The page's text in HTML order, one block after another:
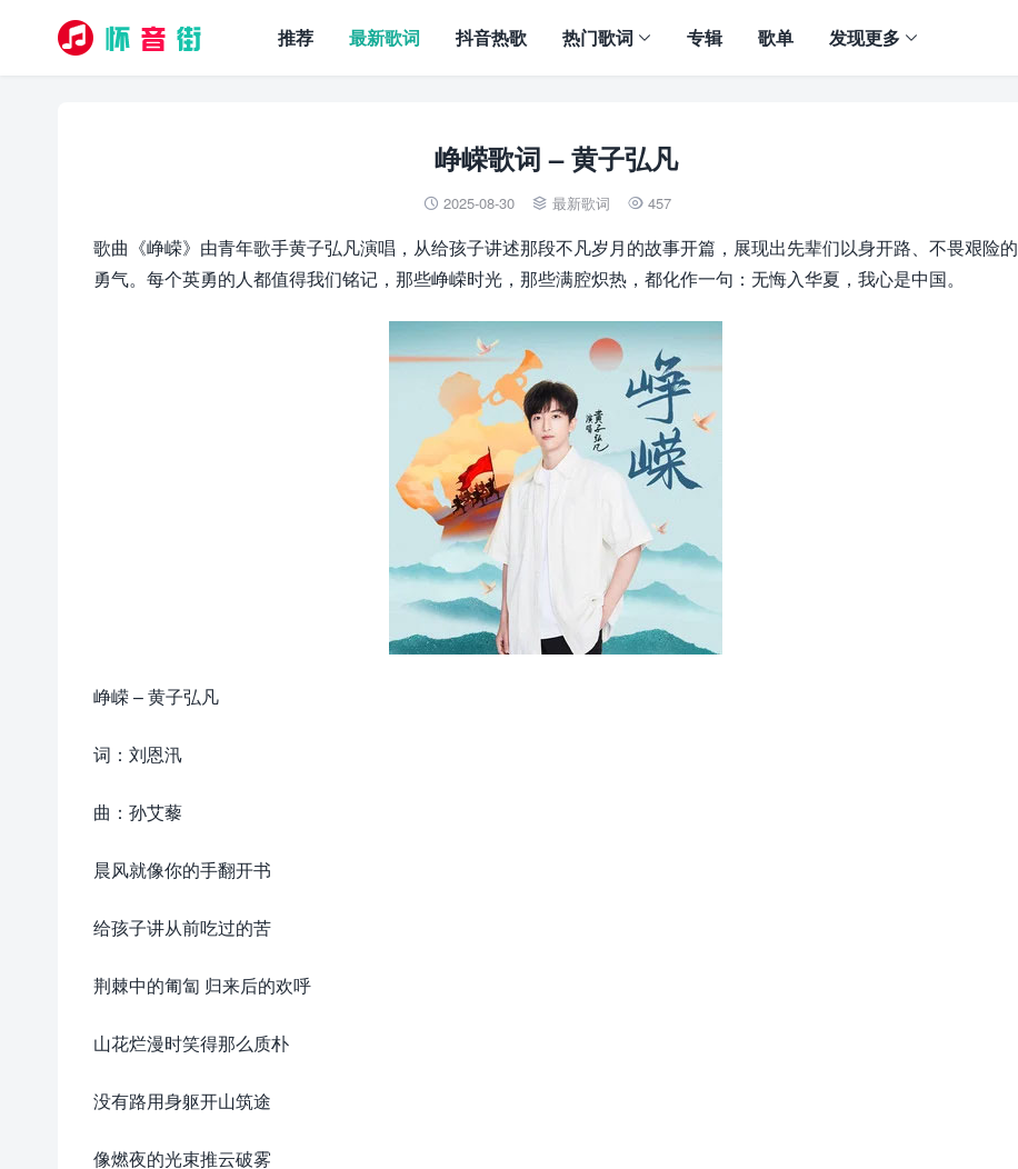
推荐 最新歌词 抖音热歌 热门歌词 专辑 歌单 发现更多
峥嵘歌词 – 黄子弘凡
 2025-08-30  最新歌词  457
歌曲《峥嵘》由青年歌手黄子弘凡演唱，从给孩子讲述那段不凡岁月的故事开篇，展现出先辈们以身开路、不畏艰险的
勇气。每个英勇的人都值得我们铭记，那些峥嵘时光，那些满腔炽热，都化作一句：无悔入华夏，我心是中国。
峥嵘 – 黄子弘凡
词：刘恩汛
曲：孙艾藜
晨风就像你的手翻开书
给孩子讲从前吃过的苦
荆棘中的匍匐 归来后的欢呼
山花烂漫时笑得那么质朴
没有路用身躯开山筑途
像燃夜的光束推云破雾